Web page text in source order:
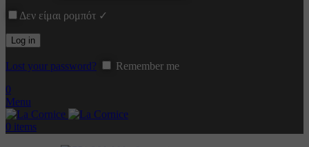
Δεν είμαι ρομπότ ✓
Log in
Lost your password?
Remember me
0
Menu
0 items